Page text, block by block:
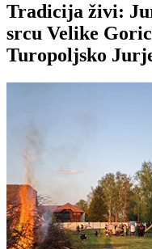
Tradicija živi:
srcu Velike
Turopoljsko